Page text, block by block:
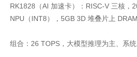
RK1828（AI 加速卡）：RISC-V 三核，
NPU（INT8），5GB 3D 堆叠片上
组合：26 TOPS，大模型推理为主、系